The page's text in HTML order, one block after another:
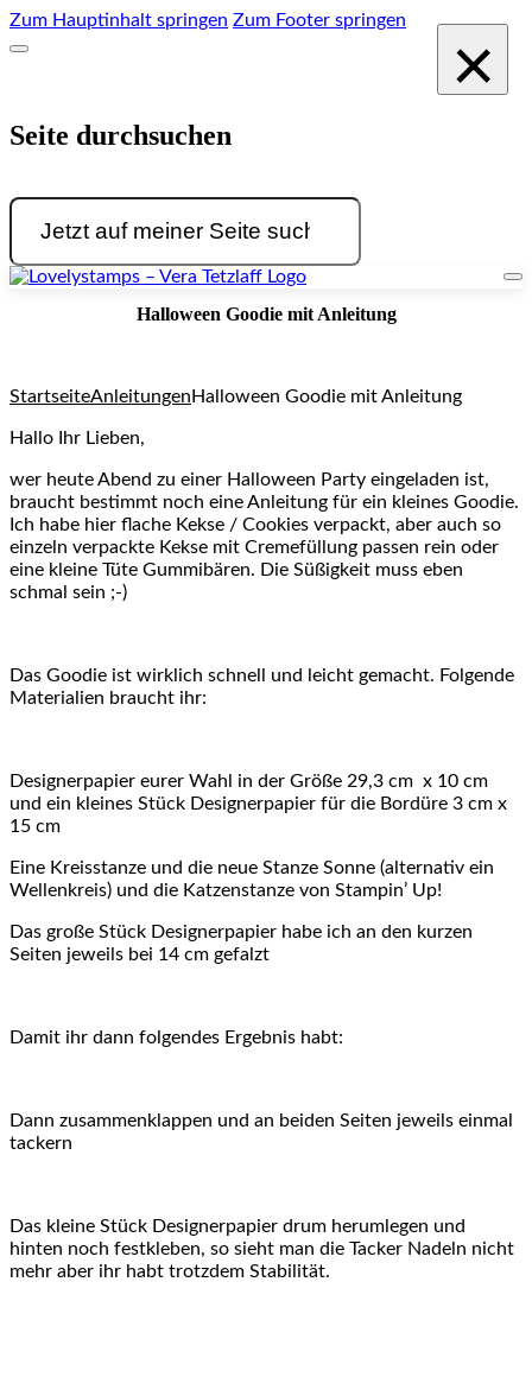
Zum Hauptinhalt springen Zum Footer springen
Seite durchsuchen
Suchen
×
Halloween Goodie mit Anleitung
StartseiteAnleitungen Halloween Goodie mit Anleitung
Hallo Ihr Lieben,
wer heute Abend zu einer Halloween Party eingeladen ist,
braucht bestimmt noch eine Anleitung für ein kleines Goodie.
Ich habe hier flache Kekse / Cookies verpackt, aber auch so
einzeln verpackte Kekse mit Cremefüllung passen rein oder
eine kleine Tüte Gummibären. Die Süßigkeit muss eben
schmal sein ;-)
Das Goodie ist wirklich schnell und leicht gemacht. Folgende
Materialien braucht ihr:
Designerpapier eurer Wahl in der Größe 29,3 cm x 10 cm
und ein kleines Stück Designerpapier für die Bordüre 3 cm x
15 cm
Eine Kreisstanze und die neue Stanze Sonne (alternativ ein
Wellenkreis) und die Katzenstanze von Stampin’ Up!
Das große Stück Designerpapier habe ich an den kurzen
Seiten jeweils bei 14 cm gefalzt
Damit ihr dann folgendes Ergebnis habt:
Dann zusammenklappen und an beiden Seiten jeweils einmal
tackern
Das kleine Stück Designerpapier drum herumlegen und
hinten noch festkleben, so sieht man die Tacker Nadeln nicht
mehr aber ihr habt trotzdem Stabilität.